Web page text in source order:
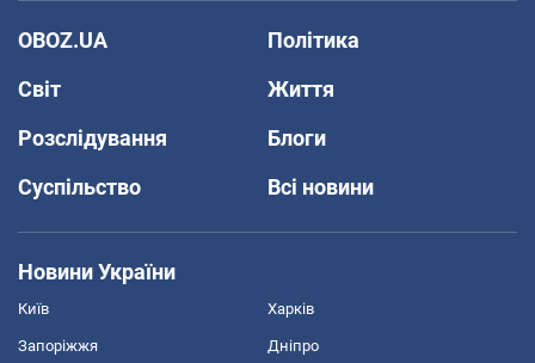
OBOZ.UA
Політика
Світ
Життя
Розслідування
Блоги
Суспільство
Всі новини
Новини України
Київ Харків
Запоріжжя Дніпро